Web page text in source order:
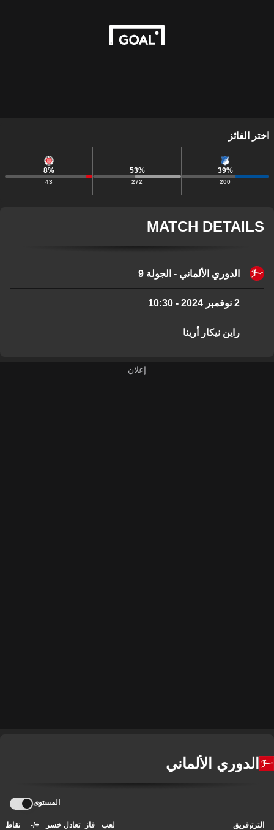
اختر الفائز
39%
200
53%
272
8%
43
MATCH DETAILS
الدوري الألماني - الجولة 9
2 نوفمبر 2024 -
10:30
راين نيكار أرينا
الدوري الألماني
المستوى
الترتيبفريق لعب فاز تعادل خسر +/- نقاط